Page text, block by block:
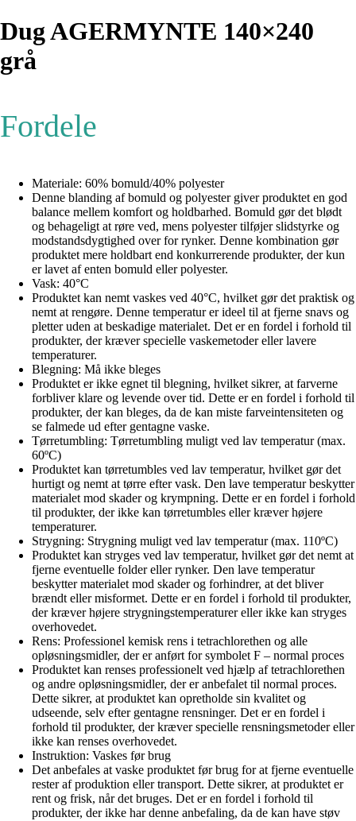
Dug AGERMYNTE 140×240
grå
Fordele
Materiale: 60% bomuld/40% polyester
Denne blanding af bomuld og polyester giver produktet en god
balance mellem komfort og holdbarhed. Bomuld gør det blødt
og behageligt at røre ved, mens polyester tilføjer slidstyrke og
modstandsdygtighed over for rynker. Denne kombination gør
produktet mere holdbart end konkurrerende produkter, der kun
er lavet af enten bomuld eller polyester.
Vask: 40°C
Produktet kan nemt vaskes ved 40°C, hvilket gør det praktisk og
nemt at rengøre. Denne temperatur er ideel til at fjerne snavs og
pletter uden at beskadige materialet. Det er en fordel i forhold til
produkter, der kræver specielle vaskemetoder eller lavere
temperaturer.
Blegning: Må ikke bleges
Produktet er ikke egnet til blegning, hvilket sikrer, at farverne
forbliver klare og levende over tid. Dette er en fordel i forhold til
produkter, der kan bleges, da de kan miste farveintensiteten og
se falmede ud efter gentagne vaske.
Tørretumbling: Tørretumbling muligt ved lav temperatur (max.
60ºC)
Produktet kan tørretumbles ved lav temperatur, hvilket gør det
hurtigt og nemt at tørre efter vask. Den lave temperatur beskytter
materialet mod skader og krympning. Dette er en fordel i forhold
til produkter, der ikke kan tørretumbles eller kræver højere
temperaturer.
Strygning: Strygning muligt ved lav temperatur (max. 110ºC)
Produktet kan stryges ved lav temperatur, hvilket gør det nemt at
fjerne eventuelle folder eller rynker. Den lave temperatur
beskytter materialet mod skader og forhindrer, at det bliver
brændt eller misformet. Dette er en fordel i forhold til produkter,
der kræver højere strygningstemperaturer eller ikke kan stryges
overhovedet.
Rens: Professionel kemisk rens i tetrachlorethen og alle
opløsningsmidler, der er anført for symbolet F – normal proces
Produktet kan renses professionelt ved hjælp af tetrachlorethen
og andre opløsningsmidler, der er anbefalet til normal proces.
Dette sikrer, at produktet kan opretholde sin kvalitet og
udseende, selv efter gentagne rensninger. Det er en fordel i
forhold til produkter, der kræver specielle rensningsmetoder eller
ikke kan renses overhovedet.
Instruktion: Vaskes før brug
Det anbefales at vaske produktet før brug for at fjerne eventuelle
rester af produktion eller transport. Dette sikrer, at produktet er
rent og frisk, når det bruges. Det er en fordel i forhold til
produkter, der ikke har denne anbefaling, da de kan have støv